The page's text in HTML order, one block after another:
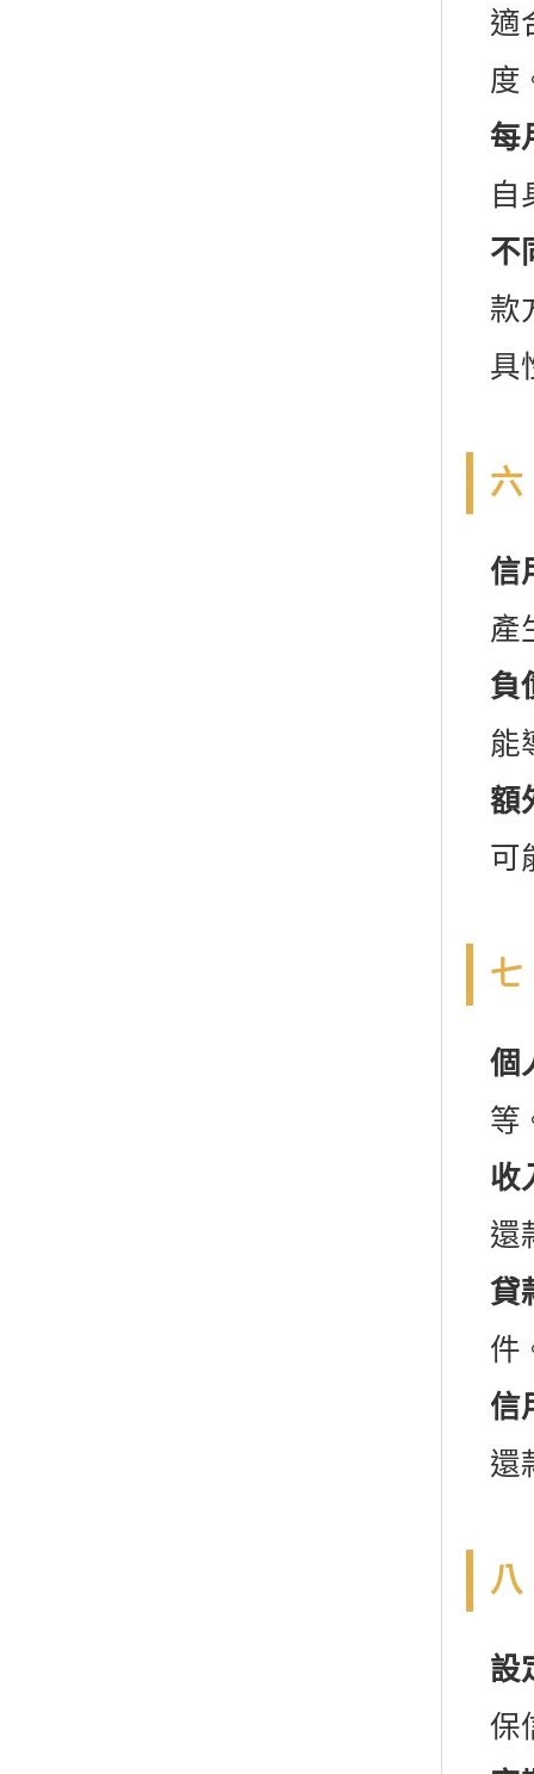
適
度
每
自
不
款
具
六
信
產
負
能
額
可
七
個
等
收
還
貸
件
信
還
八
設
保